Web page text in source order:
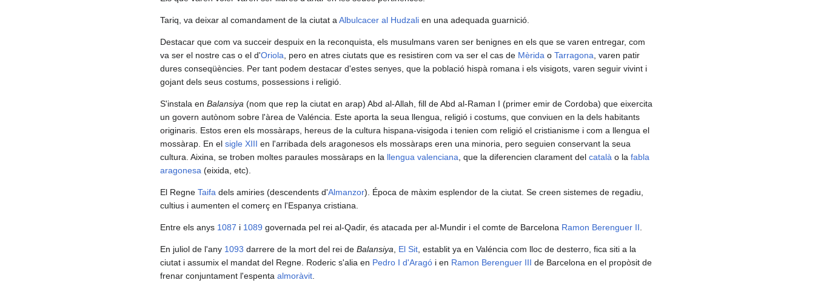
Tariq, va deixar al comandament de la ciutat a Albulcacer al Hudzali en una adequada guarnició.
Destacar que com va succeir despuix en la reconquista, els musulmans varen ser benignes en els que se varen entregar, com
va ser el nostre cas o el d'Oriola , pero en atres ciutats que es resistiren com va ser el cas de Mèrida o Tarragona , varen patir
dures conseqüències. Per tant podem destacar d'estes senyes, que la població hispà romana i els visigots, varen seguir vivint i
gojant dels seus costums, possessions i religió.
S'instala en Balansiya (nom que rep la ciutat en arap) Abd al-Allah, fill de Abd al-Raman I (primer emir de Cordoba) que eixercita
un govern autònom sobre l'àrea de Valéncia. Este aporta la seua llengua, religió i costums, que conviuen en la dels habitants
originaris. Estos eren els mossàraps, hereus de la cultura hispana-visigoda i tenien com religió el cristianisme i com a llengua el
mossàrap. En el sigle XIII en l'arribada dels aragonesos els mossàraps eren una minoria, pero seguien conservant la seua
cultura. Aixina, se troben moltes paraules mossàraps en la llengua valenciana , que la diferencien clarament del català o la fabla
aragonesa (eixida, etc).
El Regne Taifa dels amiries (descendents d'Almanzor). Época de màxim esplendor de la ciutat. Se creen sistemes de regadiu,
cultius i aumenten el comerç en l'Espanya cristiana.
Entre els anys 1087 i 1089 governada pel rei al-Qadir, és atacada per al-Mundir i el comte de Barcelona Ramon Berenguer II
En juliol de l'any 1093 darrere de la mort del rei de Balansiya El Sit , establit ya en Valéncia com lloc de desterro, fica siti a la
ciutat i assumix el mandat del Regne. Roderic s'alia en Pedro I d'Aragó i en Ramon Berenguer III de Barcelona en el propòsit de
frenar conjuntament l'espenta almoràvit